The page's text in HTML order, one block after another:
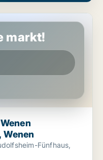
Fünfhaus, Wenen
markt!
Fünfhaus,